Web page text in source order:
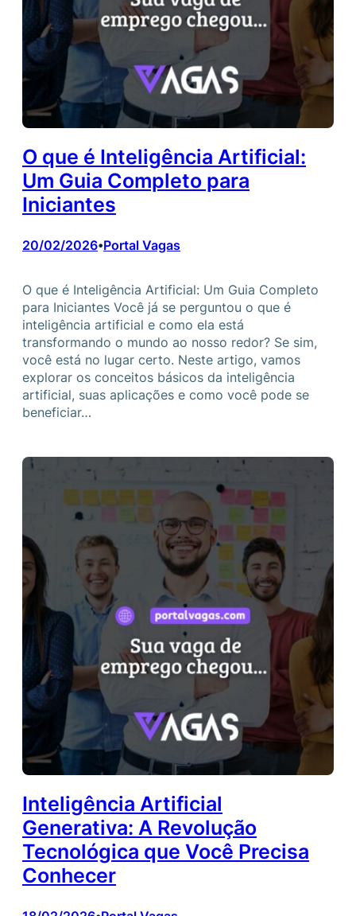
O que é Inteligência Artificial:
Um Guia Completo para
Iniciantes
20/02/2026•Portal Vagas
O que é Inteligência Artificial: Um Guia Completo
para Iniciantes Você já se perguntou o que é
inteligência artificial e como ela está
transformando o mundo ao nosso redor? Se sim,
você está no lugar certo. Neste artigo, vamos
explorar os conceitos básicos da inteligência
artificial, suas aplicações e como você pode se
beneficiar…
Inteligência Artificial
Generativa: A Revolução
Tecnológica que Você Precisa
Conhecer